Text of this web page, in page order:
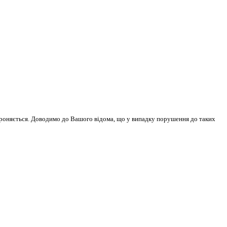
Доводимо до Вашого відома, що у випадку порушення до таких